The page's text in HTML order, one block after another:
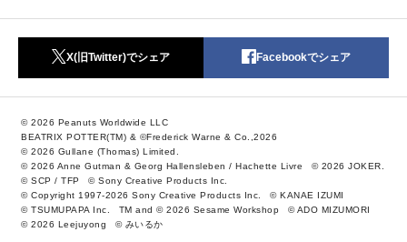
X(旧Twitter)でシェア Facebookでシェア
© 2026 Peanuts Worldwide LLC
BEATRIX POTTER(TM) & ©Frederick Warne & Co.,2026
© 2026 Gullane (Thomas) Limited.
© 2026 Anne Gutman & Georg Hallensleben / Hachette Livre
© 2026 JOKER.
© SCP / TFP
© Sony Creative Products Inc.
© Copyright 1997-2026 Sony Creative Products Inc.
© KANAE IZUMI
© TSUMUPAPA Inc.
TM and © 2026 Sesame Workshop
© ADO MIZUMORI
© 2026 Leejuyong
© みいるか